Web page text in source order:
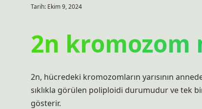
Tarih: Ekim 9, 2024
2n kromozom
2n, hücredeki kromozomların yarısının
sıklıkla görülen poliploidi durumudur ve tek
gösterir.